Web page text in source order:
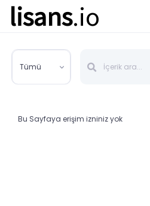
lisans.io
Tümü
Bu Sayfaya erişim izniniz yok